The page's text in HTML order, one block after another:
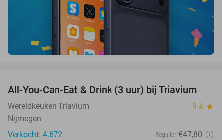
21%
All-You-Can-Eat & Drink (3 uur) bij Triavium
Wereldkeuken Triavium 9.4 star
Nijmegen
Verkocht: 4.672
Regulier €47,80